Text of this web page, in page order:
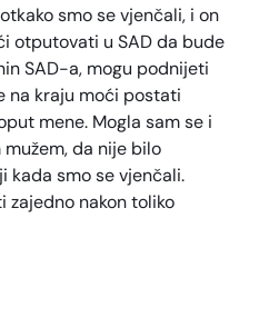
smo se vjenčali, i on
otputovati u SAD da bude
SAD-a, mogu podnijeti
na kraju moći postati
mene. Mogla sam se i
da nije bilo
kada smo se vjenčali.
zajedno nakon toliko